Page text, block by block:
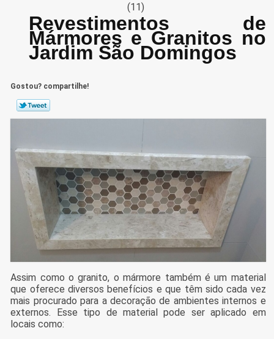
(11)
Revestimentos de
Mármores e Granitos no
Jardim São Domingos
Gostou? compartilhe!
Assim como o granito, o mármore também é um material
que oferece diversos benefícios e que têm sido cada vez
mais procurado para a decoração de ambientes internos e
externos. Esse tipo de material pode ser aplicado em
locais como: